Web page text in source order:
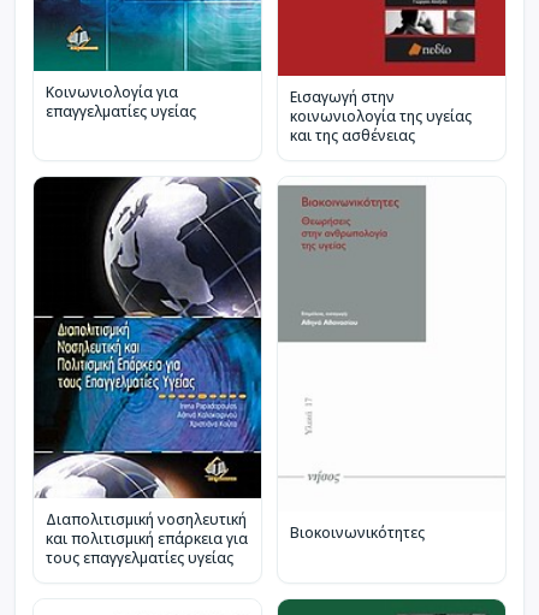
Κοινωνιολογία για
επαγγελματίες υγείας
Εισαγωγή στην
κοινωνιολογία της υγείας
και της ασθένειας
Διαπολιτισμική νοσηλευτική
και πολιτισμική επάρκεια για
τους επαγγελματίες υγείας
Βιοκοινωνικότητες